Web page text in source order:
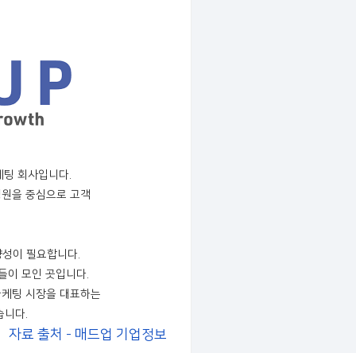
회사입니다.
을 중심으로 고객
이 필요합니다.
이 모인 곳입니다.
팅 시장을 대표하는
다.
자료 출처 - 매드업 기업정보